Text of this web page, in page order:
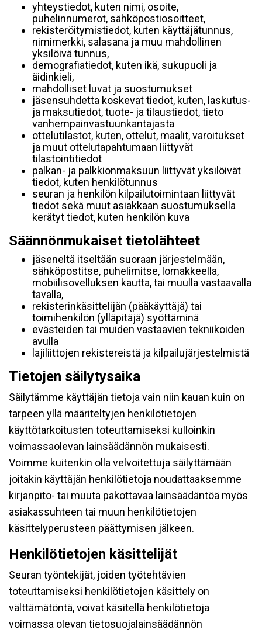
yhteystiedot, kuten nimi, osoite,
puhelinnumerot, sähköpostiosoitteet,
rekisteröitymistiedot, kuten käyttäjätunnus,
nimimerkki, salasana ja muu mahdollinen
yksilöivä tunnus,
demografiatiedot, kuten ikä, sukupuoli ja
äidinkieli,
mahdolliset luvat ja suostumukset
jäsensuhdetta koskevat tiedot, kuten, laskutus-
ja maksutiedot, tuote- ja tilaustiedot, tieto
vanhempainvastuunkantajasta
ottelutilastot, kuten, ottelut, maalit, varoitukset
ja muut ottelutapahtumaan liittyvät
tilastointitiedot
palkan- ja palkkionmaksuun liittyvät yksilöivät
tiedot, kuten henkilötunnus
seuran ja henkilön kilpailutoimintaan liittyvät
tiedot sekä muut asiakkaan suostumuksella
kerätyt tiedot, kuten henkilön kuva
Säännönmukaiset tietolähteet
jäseneltä itseltään suoraan järjestelmään,
sähköpostitse, puhelimitse, lomakkeella,
mobiilisovelluksen kautta, tai muulla vastaavalla
tavalla,
rekisterinkäsittelijän (pääkäyttäjä) tai
toimihenkilön (ylläpitäjä) syöttäminä
evästeiden tai muiden vastaavien tekniikoiden
avulla
lajiliittojen rekistereistä ja kilpailujärjestelmistä
Tietojen säilytysaika
Säilytämme käyttäjän tietoja vain niin kauan kuin on
tarpeen yllä määriteltyjen henkilötietojen
käyttötarkoitusten toteuttamiseksi kulloinkin
voimassaolevan lainsäädännön mukaisesti.
Voimme kuitenkin olla velvoitettuja säilyttämään
joitakin käyttäjän henkilötietoja noudattaaksemme
kirjanpito- tai muuta pakottavaa lainsäädäntöä myös
asiakassuhteen tai muun henkilötietojen
käsittelyperusteen päättymisen jälkeen.
Henkilötietojen käsittelijät
Seuran työntekijät, joiden työtehtävien
toteuttamiseksi henkilötietojen käsittely on
välttämätöntä, voivat käsitellä henkilötietoja
voimassa olevan tietosuojalainsäädännön